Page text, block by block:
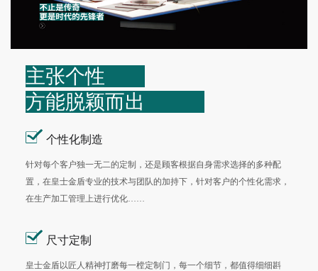
主张个性
方能脱颖而出
个性化制造
针对每个客户独一无二的定制，还是顾客根据自身需求选择的多种配
置，在皇士金盾专业的技术与团队的加持下，针对客户的个性化需求，
在生产加工管理上进行优化……
尺寸定制
皇士金盾以匠人精神打磨每一樘定制门，每一个细节，都值得细细斟